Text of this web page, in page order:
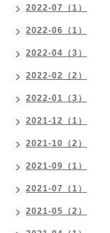
2022-07（1）
2022-06（1）
2022-04（3）
2022-02（2）
2022-01（3）
2021-12（1）
2021-10（2）
2021-09（1）
2021-07（1）
2021-05（2）